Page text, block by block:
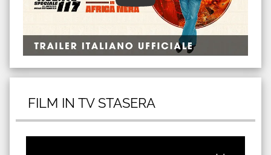
FILM IN TV STASERA